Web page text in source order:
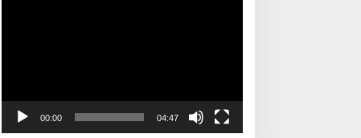
00:00 04:47